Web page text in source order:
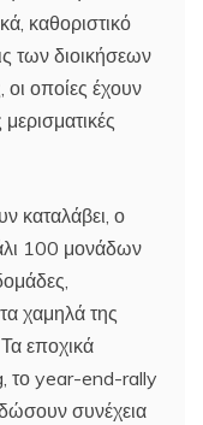
καθοριστικό
των διοικήσεων
οι οποίες έχουν
καταλάβει, ο
100 μονάδων
χαμηλά της
εποχικά
το year-end-rally
συνέχεια